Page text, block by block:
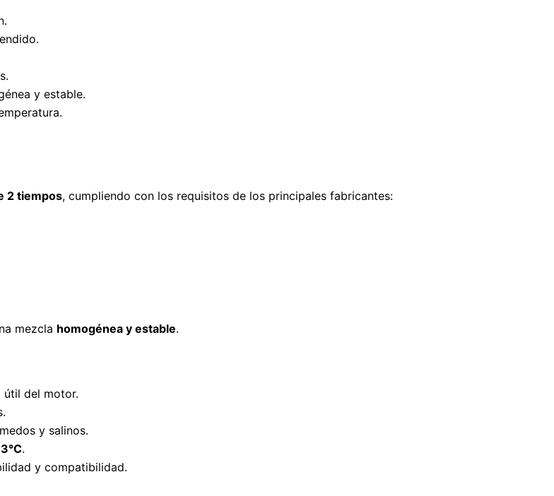
y estable.
2 tiempos, cumpliendo con los requisitos de los principales fabricantes:
mezcla homogénea y estable.
del motor.
y salinos.
.
y compatibilidad.